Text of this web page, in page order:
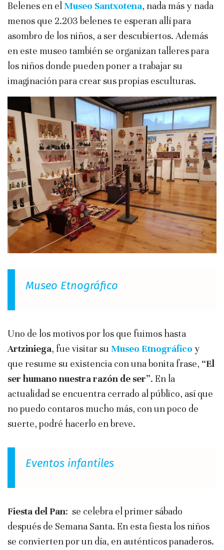
Belenes en el Museo Santxotena, nada más y nada
menos que 2.203 belenes te esperan allí para
asombro de los niños, a ser descubiertos. Además
en este museo también se organizan talleres para
los niños donde pueden poner a trabajar su
imaginación para crear sus propias esculturas.
Museo Etnográfico
Uno de los motivos por los que fuimos hasta
Artziniega, fue visitar su Museo Etnográfico y
que resume su existencia con una bonita frase, “El
ser humano nuestra razón de ser”. En la
actualidad se encuentra cerrado al público, así que
no puedo contaros mucho más, con un poco de
suerte, podré hacerlo en breve.
Eventos infantiles
Fiesta del Pan: se celebra el primer sábado
después de Semana Santa. En esta fiesta los niños
se convierten por un día, en auténticos panaderos.